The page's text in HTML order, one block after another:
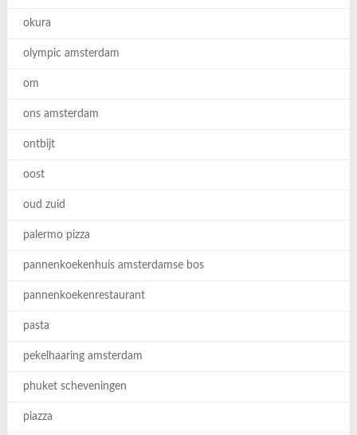
okura
olympic amsterdam
om
ons amsterdam
ontbijt
oost
oud zuid
palermo pizza
pannenkoekenhuis amsterdamse bos
pannenkoekenrestaurant
pasta
pekelhaaring amsterdam
phuket scheveningen
piazza